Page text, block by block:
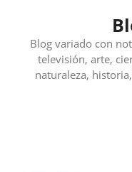
contenidoBlog variado con
televisión, arte,
naturaleza,